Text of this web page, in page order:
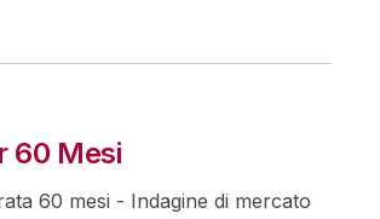
60 Mesi
60 mesi - Indagine di mercato